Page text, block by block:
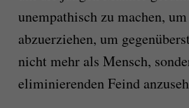
unempathisch zu machen,
abzuerziehen, um
nicht mehr als Mensch,
eliminierenden Feind